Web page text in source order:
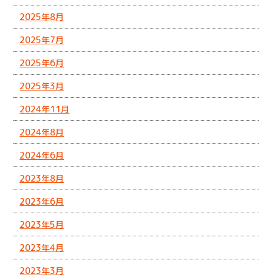
2025年8月
2025年7月
2025年6月
2025年3月
2024年11月
2024年8月
2024年6月
2023年8月
2023年6月
2023年5月
2023年4月
2023年3月